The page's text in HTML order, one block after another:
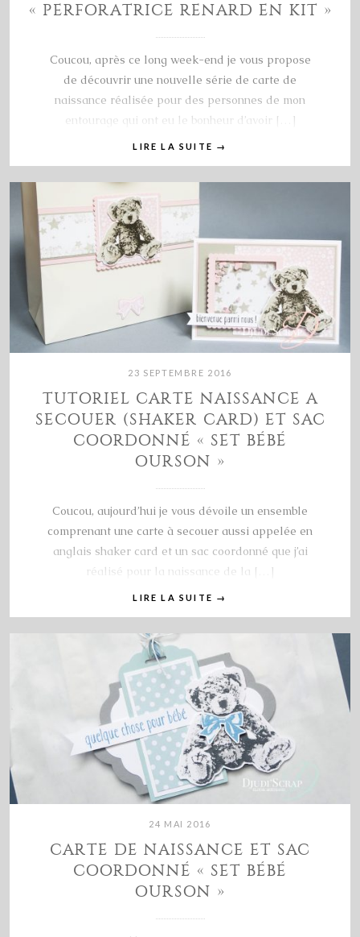
« PERFORATRICE RENARD EN KIT »
Coucou, après ce long week-end je vous propose
de découvrir une nouvelle série de carte de
naissance réalisée pour des personnes de mon
entourage qui ont eu le bonheur d’avoir […]
LIRE LA SUITE →
23 SEPTEMBRE 2016
TUTORIEL CARTE NAISSANCE A
SECOUER (SHAKER CARD) ET SAC
COORDONNÉ « SET BÉBÉ
OURSON »
Coucou, aujourd’hui je vous dévoile un ensemble
comprenant une carte à secouer aussi appelée en
anglais shaker card et un sac coordonné que j’ai
réalisé pour la naissance de la […]
LIRE LA SUITE →
24 MAI 2016
CARTE DE NAISSANCE ET SAC
COORDONNÉ « SET BÉBÉ
OURSON »